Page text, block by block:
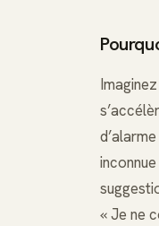
« Je ne